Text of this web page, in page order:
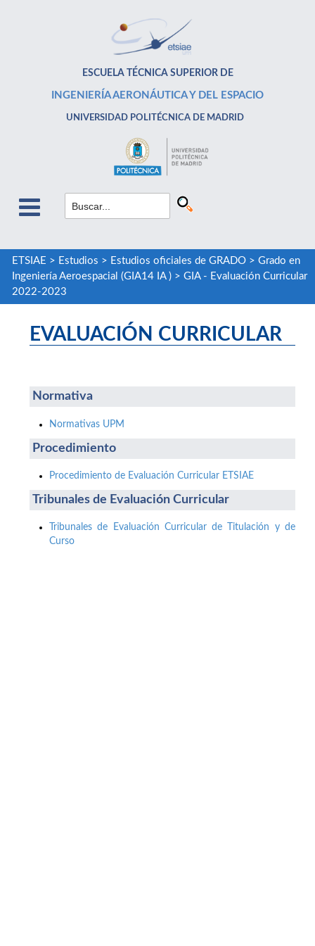
ESCUELA TÉCNICA SUPERIOR DE
INGENIERÍA AERONÁUTICA Y DEL ESPACIO
UNIVERSIDAD POLITÉCNICA DE MADRID
ETSIAE > Estudios > Estudios oficiales de GRADO> Grado en
Ingeniería Aeroespacial (GIA14 IA )> GIA - Evaluación Curricular
2022-2023
EVALUACIÓN CURRICULAR
Normativa
Normativas UPM
Procedimiento
Procedimiento de Evaluación Curricular ETSIAE
Tribunales de Evaluación Curricular
Tribunales de Evaluación Curricular de Titulación y de
Curso